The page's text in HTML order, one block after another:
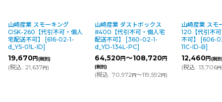
山崎産業 スモーキング
OSK-260【代引不可・個人
宅配送不可】
[616-02-1-
d_YS-01L-ID]
19,670円(税別)
(税込: 21,637円)
山崎産業 ダストボックス
#400【代引不可・個人宅
配送不可】
[360-02-1-
d_YD-134L-PC]
64,520円～108,720円
(税別)
(税込: 70,972円～119,592円)
山崎産業 スモ
120【代引不
不可】
[606-
11C-ID-B]
12,460円(税
(税込: 13,706円